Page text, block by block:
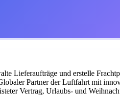
Lieferaufträge und erstelle
Partner der Luftfahrt mit
Vertrag, Urlaubs- und